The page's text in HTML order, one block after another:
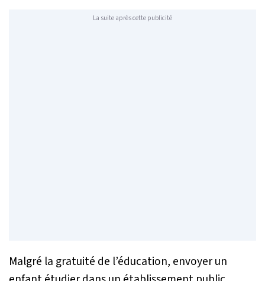
La suite après cette publicité
Malgré la gratuité de l’éducation, envoyer un